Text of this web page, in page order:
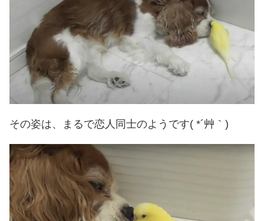
その姿は、まるで恋人同士のようです( *´艸｀)